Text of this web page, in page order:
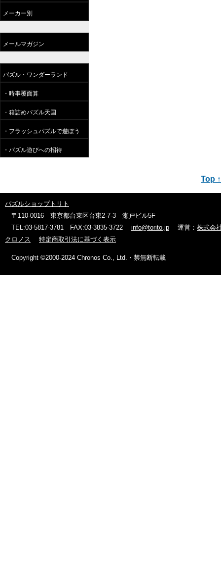
メーカー別
メールマガジン
パズル・ワンダーランド
・時事覆面算
・箱詰めパズル天国
・フラッシュパズルで遊ぼう
・パズル遊びへの招待
Top ↑
パズルショップトリト
〒110-0016 東京都台東区台東2-7-3 瀬戸ビル5F
TEL:03-5817-3781 FAX:03-3835-3722 info@torito.jp 運営： 株式会
クロノス
特定商取引法に基づく表示
Copyright ©2000-2024 Chronos Co., Ltd.・禁無断転載